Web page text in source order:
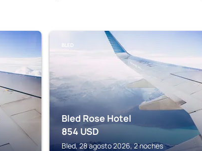
BLED
Bled Rose Hotel
854 USD
Bled, 28 agosto 2026, 2 noches